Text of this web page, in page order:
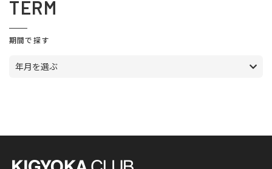
TERM
期間で探す
年月を選ぶ